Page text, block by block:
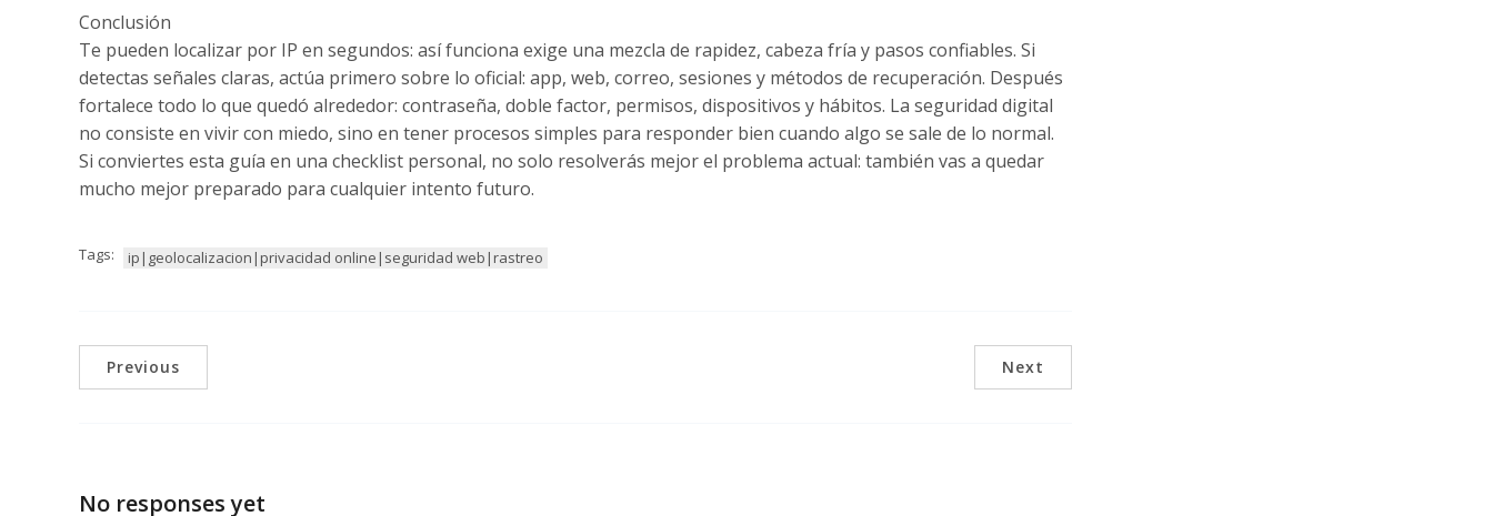
Conclusión
Te pueden localizar por IP en segundos: así funciona exige una mezcla de rapidez, cabeza fría y pasos confiables. Si
detectas señales claras, actúa primero sobre lo oficial: app, web, correo, sesiones y métodos de recuperación. Después
fortalece todo lo que quedó alrededor: contraseña, doble factor, permisos, dispositivos y hábitos. La seguridad digital
no consiste en vivir con miedo, sino en tener procesos simples para responder bien cuando algo se sale de lo normal.
Si conviertes esta guía en una checklist personal, no solo resolverás mejor el problema actual: también vas a quedar
mucho mejor preparado para cualquier intento futuro.
Tags: ip|geolocalizacion|privacidad online|seguridad web|rastreo
Previous Next
No responses yet